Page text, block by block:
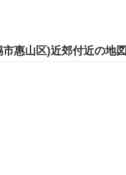
惠山区)近郊付近の地図